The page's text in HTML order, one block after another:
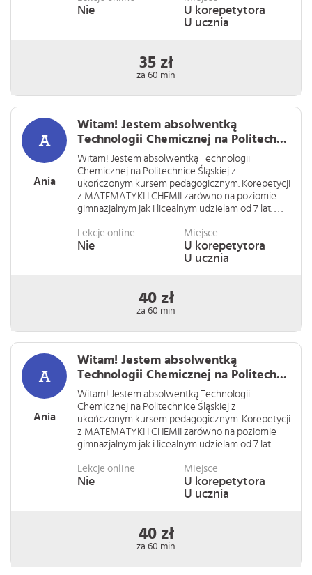
Nie
U korepetytora
U ucznia
35 zł
za 60 min
Ania
Witam! Jestem absolwentką
Technologii Chemicznej na Politech...
Witam! Jestem absolwentką Technologii
Chemicznej na Politechnice Śląskiej z
ukończonym kursem pedagogicznym. Korepetycji
z MATEMATYKI I CHEMII zarówno na poziomie
gimnazjalnym jak i licealnym udzielam od 7 lat. . . .
Lekcje online
Nie
Miejsce
U korepetytora
U ucznia
40 zł
za 60 min
Ania
Witam! Jestem absolwentką
Technologii Chemicznej na Politech...
Witam! Jestem absolwentką Technologii
Chemicznej na Politechnice Śląskiej z
ukończonym kursem pedagogicznym. Korepetycji
z MATEMATYKI I CHEMII zarówno na poziomie
gimnazjalnym jak i licealnym udzielam od 7 lat. . . .
Lekcje online
Nie
Miejsce
U korepetytora
U ucznia
40 zł
za 60 min